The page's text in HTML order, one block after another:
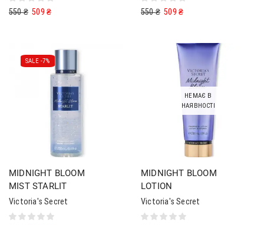
550₴ 509₴ 550₴ 509₴
SALE -7%
MIDNIGHT BLOOM
MIST STARLIT
Victoria's Secret
НЕМАЄ В
НАЯВНОСТІ
MIDNIGHT BLOOM
LOTION
Victoria's Secret